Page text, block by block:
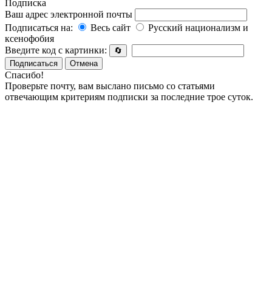
Подписка
Ваш адрес электронной почты
Подписаться на:
Весь сайт
Русский национализм и
ксенофобия
Введите код с картинки:
🔄
Подписаться
Отмена
Спасибо!
Проверьте почту, вам выслано письмо со статьями
отвечающим критериям подписки за последние трое суток.